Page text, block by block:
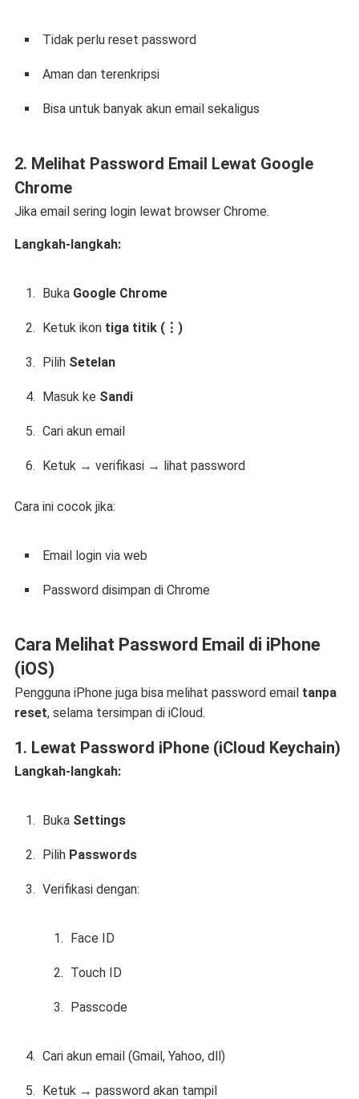
Tidak perlu reset password
Aman dan terenkripsi
Bisa untuk banyak akun email sekaligus
2. Melihat Password Email Lewat Google
Chrome
Jika email sering login lewat browser Chrome.
Langkah-langkah:
Buka Google Chrome
Ketuk ikon tiga titik (⋮)
Pilih Setelan
Masuk ke Sandi
Cari akun email
Ketuk → verifikasi → lihat password
Cara ini cocok jika:
Email login via web
Password disimpan di Chrome
Cara Melihat Password Email di iPhone
(iOS)
Pengguna iPhone juga bisa melihat password email tanpa
reset, selama tersimpan di iCloud.
1. Lewat Password iPhone (iCloud Keychain)
Langkah-langkah:
Buka Settings
Pilih Passwords
Verifikasi dengan:
Face ID
Touch ID
Passcode
Cari akun email (Gmail, Yahoo, dll)
Ketuk → password akan tampil